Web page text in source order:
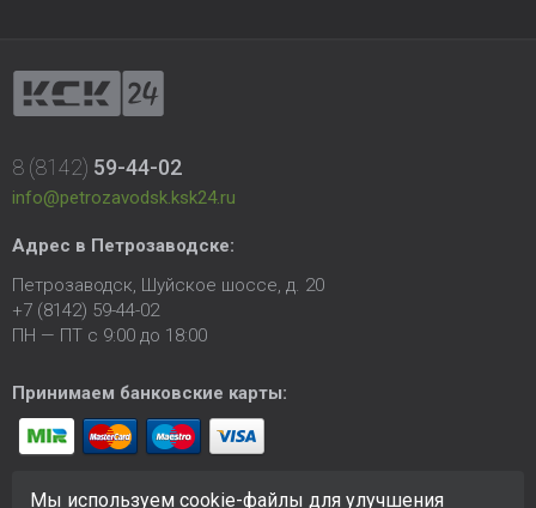
8 (8142) 59-44-02
info@petrozavodsk.ksk24.ru
Адрес в Петрозаводске:
Петрозаводск, Шуйское шоссе, д. 20
+7 (8142) 59-44-02
ПН — ПТ с 9:00 до 18:00
Принимаем банковские карты:
Мы используем cookie-файлы для улучшения